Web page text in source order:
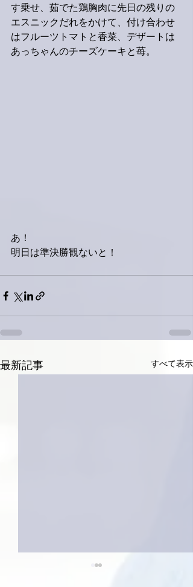
す乗せ、茹でた鶏胸肉に先日の残りの
エスニックだれをかけて、付け合わせ
はフルーツトマトと香菜、デザートは
あっちゃんのチーズケーキと苺。
あ！
明日は準決勝観ないと！
最新記事 すべて表示